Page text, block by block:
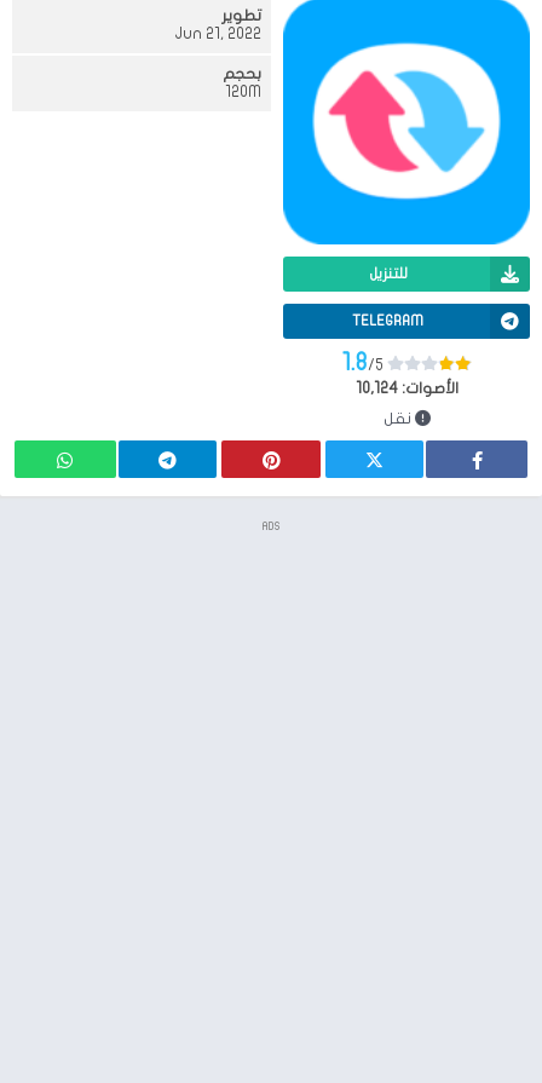
للتنزيل
TELEGRAM
1.8/5
الأصوات:10,124
نقل
تطوير
Jun 21, 2022
بحجم
120M
ADS